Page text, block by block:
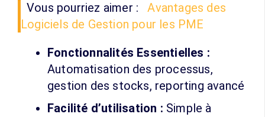
Vous pourriez aimer :
Avantages des
Logiciels de Gestion pour les PME
Fonctionnalités Essentielles :
Automatisation des processus,
gestion des stocks, reporting avancé
Facilité d’utilisation : Simple à